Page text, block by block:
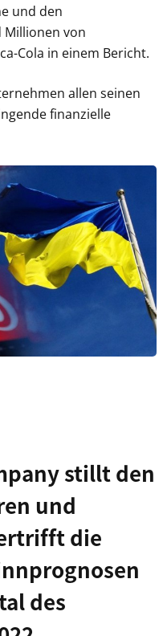
und den
von
Cola in einem Bericht.
allen seinen
finanzielle
stillt den
und
die
des